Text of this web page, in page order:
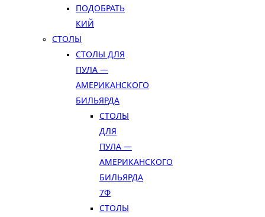
ПОДОБРАТЬ
КИЙ
СТОЛЫ
СТОЛЫ ДЛЯ
ПУЛА —
АМЕРИКАНСКОГО
БИЛЬЯРДА
СТОЛЫ
ДЛЯ
ПУЛА —
АМЕРИКАНСКОГО
БИЛЬЯРДА
7Ф
СТОЛЫ